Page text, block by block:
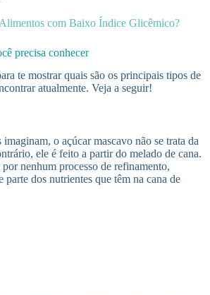
com Baixo Índice Glicêmico?
precisa conhecer
te mostrar quais são os principais tipos de
atualmente. Veja a seguir!
o açúcar mascavo não se trata da
ele é feito a partir do melado de cana.
nenhum processo de refinamento,
parte dos nutrientes que têm na cana de